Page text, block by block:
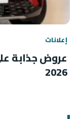
إعلانات
عروض جذابة
2026